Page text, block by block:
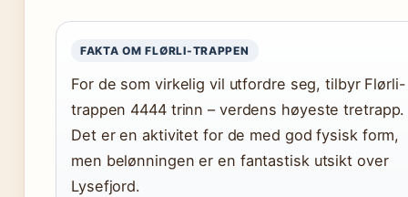
FAKTA OM FLØRLI-TRAPPEN
For de som virkelig vil utfordre seg, tilbyr Flørli-
trappen 4444 trinn – verdens høyeste tretrapp.
Det er en aktivitet for de med god fysisk form,
men belønningen er en fantastisk utsikt over
Lysefjord.